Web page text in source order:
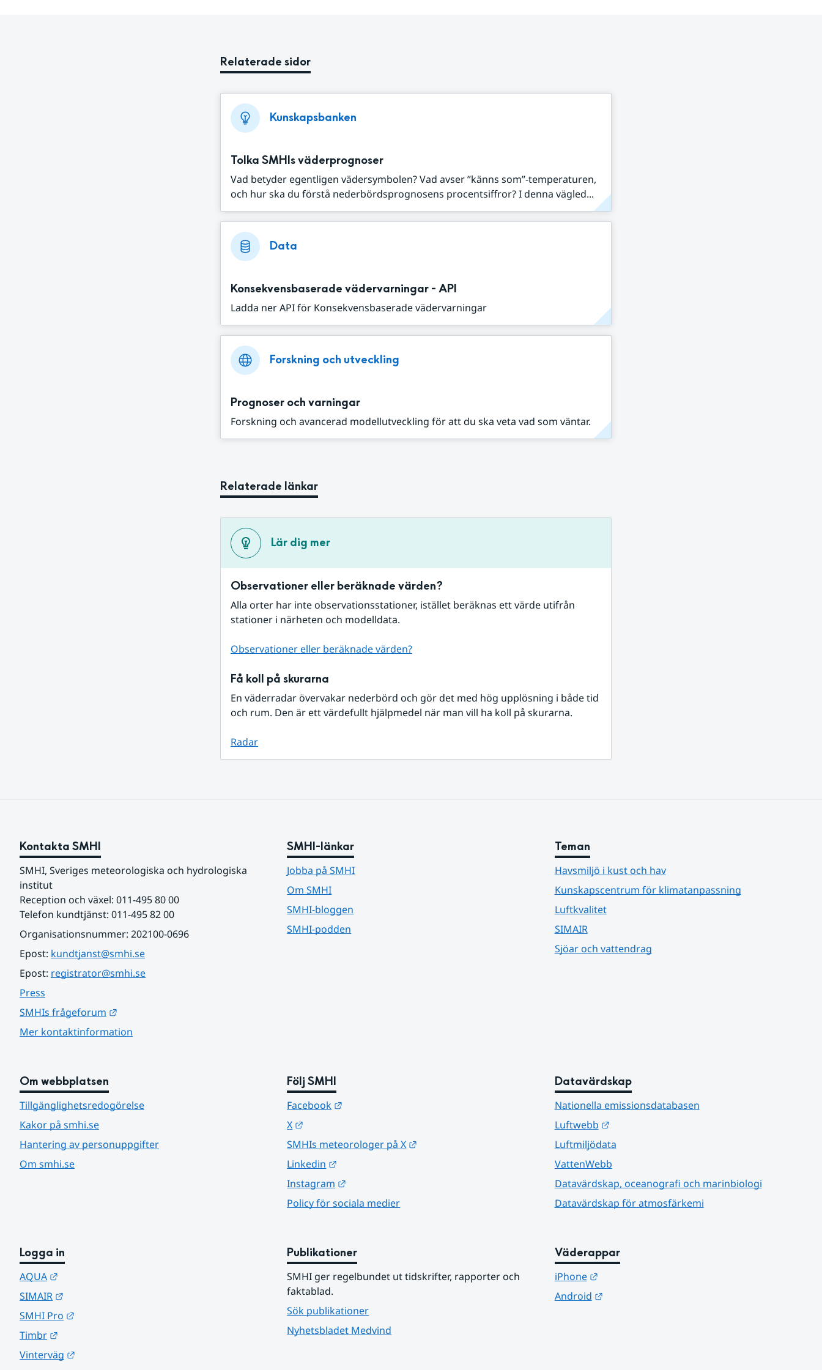
Relaterade sidor
Kunskapsbanken
Tolka SMHIs väderprognoser
Vad betyder egentligen vädersymbolen? Vad avser ”känns som”-temperaturen,
och hur ska du förstå nederbördsprognosens procentsiffror? I denna vägled...
Data
Konsekvensbaserade vädervarningar - API
Ladda ner API för Konsekvensbaserade vädervarningar
Forskning och utveckling
Prognoser och varningar
Forskning och avancerad modellutveckling för att du ska veta vad som väntar.
Relaterade länkar
Lär dig mer
Observationer eller beräknade värden?
Alla orter har inte observationsstationer, istället beräknas ett värde utifrån
stationer i närheten och modelldata.
Observationer eller beräknade värden?
Få koll på skurarna
En väderradar övervakar nederbörd och gör det med hög upplösning i både tid
och rum. Den är ett värdefullt hjälpmedel när man vill ha koll på skurarna.
Radar
Kontakta SMHI
SMHI, Sveriges meteorologiska och hydrologiska
institut
Reception och växel: 011-495 80 00
Telefon kundtjänst: 011-495 82 00
Organisationsnummer: 202100-0696
Epost: kundtjanst@smhi.se
Epost: registrator@smhi.se
Press
SMHIs frågeforum
Mer kontaktinformation
SMHI-länkar
Jobba på SMHI
Om SMHI
SMHI-bloggen
SMHI-podden
Teman
Havsmiljö i kust och hav
Kunskapscentrum för klimatanpassning
Luftkvalitet
SIMAIR
Sjöar och vattendrag
Om webbplatsen
Tillgänglighetsredogörelse
Kakor på smhi.se
Hantering av personuppgifter
Om smhi.se
Följ SMHI
Facebook
X
SMHIs meteorologer på X
Linkedin
Instagram
Policy för sociala medier
Datavärdskap
Nationella emissionsdatabasen
Luftwebb
Länk till annan webbplats.
Luftmiljödata
VattenWebb
Datavärdskap, oceanografi och marinbiologi
Datavärdskap för atmosfärkemi
Logga in
AQUA
SIMAIR
SMHI Pro
Timbr
Vinterväg
Publikationer
SMHI ger regelbundet ut tidskrifter, rapporter och
faktablad.
Sök publikationer
Nyhetsbladet Medvind
Väderappar
iPhone
Länk till annan webbplats.
Android
Länk till annan webbplats.